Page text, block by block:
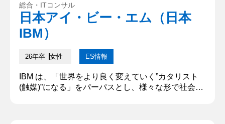
IBMで自分が果たしたい役割やIBMでの仕事を通じ
て成し遂げたいことを教えてください。(500文字以
下) 貴社で成し遂げ...
総合・ITコンサル
日本アイ・ビー・エム（日本
IBM）
26年卒 女性 ES情報
IBM は、「世界をより良く変えていく”カタリスト
(触媒)”になる」をパーパスとし、様々な形で社会に